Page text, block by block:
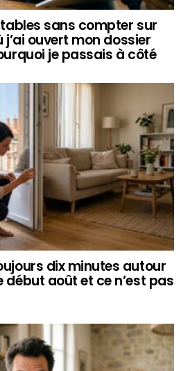
sans compter sur
j’ai ouvert mon dossier
je passais à côté
dix minutes autour
août et ce n’est pas